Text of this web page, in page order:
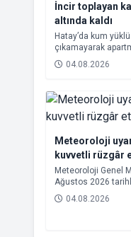
İncir toplayan
altında kaldı
Hatay’da kum
çıkamayarak
devrildi. Kazada
10 çocuk annesi
04.08.2026
Meteoroloji
kuvvetli rüzgâr
Meteoroloji Genel
Ağustos 2026
yurdun kuzey
bölgelerinde yer
04.08.2026